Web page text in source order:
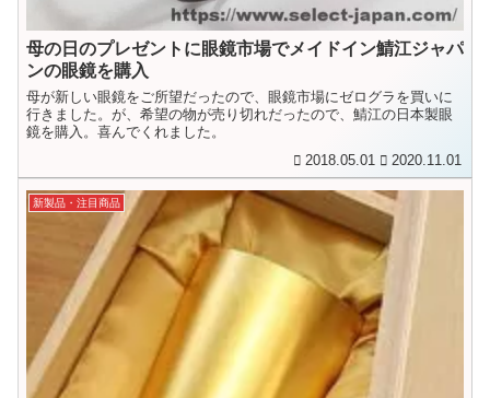
母の日のプレゼントに眼鏡市場でメイドイン鯖江ジャパ
ンの眼鏡を購入
母が新しい眼鏡をご所望だったので、眼鏡市場にゼログラを買いに
行きました。が、希望の物が売り切れだったので、鯖江の日本製眼
鏡を購入。喜んでくれました。
2018.05.01 2020.11.01
新製品・注目商品